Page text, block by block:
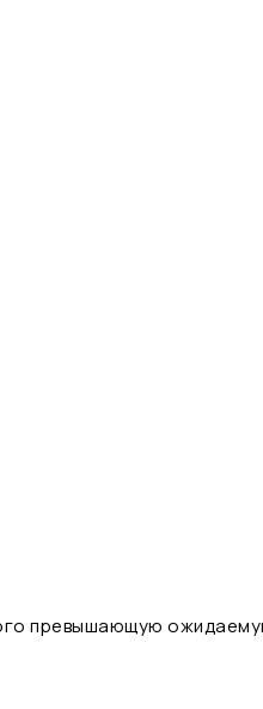
превышающую